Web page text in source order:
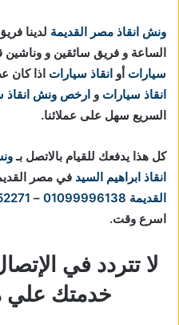
ونش انقاذ مصر القديمة لدينا
الساعة و فريق سائقين و وناشين
سيارات أو انقاذ سيارات اذا كان
انقاذ سيارات و ارخص ونش انقاذ
السريع سهل على عملائنا.
كل هذا يدفعك للقيام بالاتصل بـ
انقاذ ابراهيم السيد في مصر
القديمة 01099996138
–
اسرع وقت.
لا تتردد في
خدمتك علي